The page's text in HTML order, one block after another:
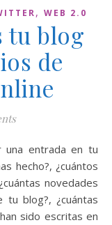
, WEB 2.0
tu blog
de
hecho?, ¿cuántos
novedades
blog?, ¿cuántas
sido escritas en